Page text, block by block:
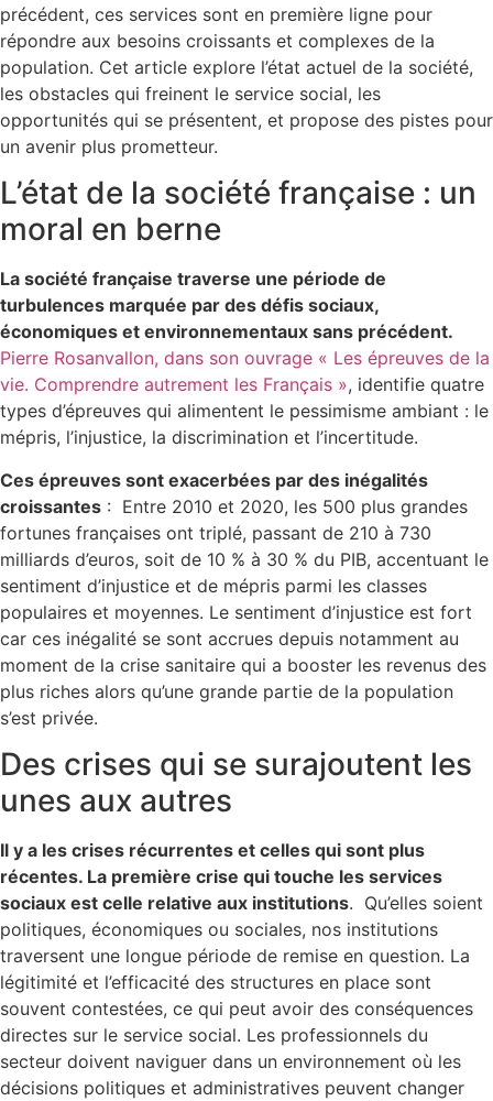
précédent, ces services sont en première ligne pour
répondre aux besoins croissants et complexes de la
population. Cet article explore l’état actuel de la société,
les obstacles qui freinent le service social, les
opportunités qui se présentent, et propose des pistes pour
un avenir plus prometteur.
L’état de la société française : un
moral en berne
La société française traverse une période de
turbulences marquée par des défis sociaux,
économiques et environnementaux sans précédent.
Pierre Rosanvallon, dans son ouvrage « Les épreuves de la
vie. Comprendre autrement les Français », identifie quatre
types d’épreuves qui alimentent le pessimisme ambiant : le
mépris, l’injustice, la discrimination et l’incertitude.
Ces épreuves sont exacerbées par des inégalités
croissantes : Entre 2010 et 2020, les 500 plus grandes
fortunes françaises ont triplé, passant de 210 à 730
milliards d’euros, soit de 10 % à 30 % du PIB, accentuant le
sentiment d’injustice et de mépris parmi les classes
populaires et moyennes. Le sentiment d’injustice est fort
car ces inégalité se sont accrues depuis notamment au
moment de la crise sanitaire qui a booster les revenus des
plus riches alors qu’une grande partie de la population
s’est privée.
Des crises qui se surajoutent les
unes aux autres
Il y a les crises récurrentes et celles qui sont plus
récentes. La première crise qui touche les services
sociaux est celle relative aux institutions. Qu’elles soient
politiques, économiques ou sociales, nos institutions
traversent une longue période de remise en question. La
légitimité et l’efficacité des structures en place sont
souvent contestées, ce qui peut avoir des conséquences
directes sur le service social. Les professionnels du
secteur doivent naviguer dans un environnement où les
décisions politiques et administratives peuvent changer